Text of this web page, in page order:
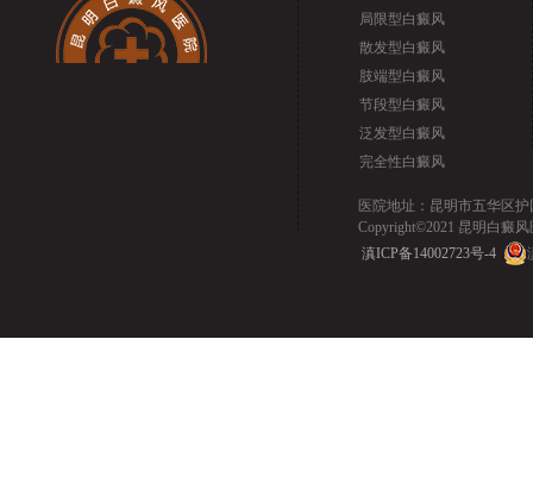
局限型白癜风
散发型白癜风
肢端型白癜风
节段型白癜风
泛发型白癜风
完全性白癜风
医院地址：昆明市五华区护
Copyright©2021 昆明白癜风
滇ICP备14002723号-4